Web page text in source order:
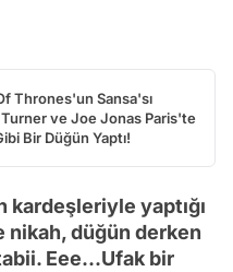
Thrones'un Sansa'sı
ve Joe Jonas Paris'te
Bir Düğün Yaptı!
yaptığı
nikah, düğün derken
Eee...Ufak bir